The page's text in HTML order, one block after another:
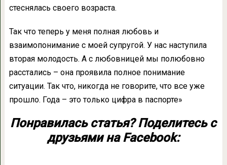
стеснялась своего возраста.
Так что теперь у меня полная любовь и
взаимопонимание с моей супругой. У нас наступила
вторая молодость. А с любовницей мы полюбовно
расстались – она проявила полное понимание
ситуации. Так что, никогда не говорите, что все уже
прошло. Года – это только цифра в паспорте»
Понравилась статья? Поделитесь с
друзьями на Facebook: